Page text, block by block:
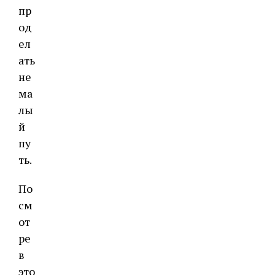
пр
од
ел
ать
не
ма
лы
й
пу
ть.
По
см
от
ре
в
это